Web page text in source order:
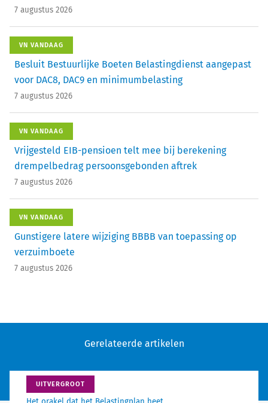
7 augustus 2026
VN VANDAAG
Besluit Bestuurlijke Boeten Belastingdienst aangepast
voor DAC8, DAC9 en minimumbelasting
7 augustus 2026
VN VANDAAG
Vrijgesteld EIB-pensioen telt mee bij berekening
drempelbedrag persoonsgebonden aftrek
7 augustus 2026
VN VANDAAG
Gunstigere latere wijziging BBBB van toepassing op
verzuimboete
7 augustus 2026
Gerelateerde artikelen
UITVERGROOT